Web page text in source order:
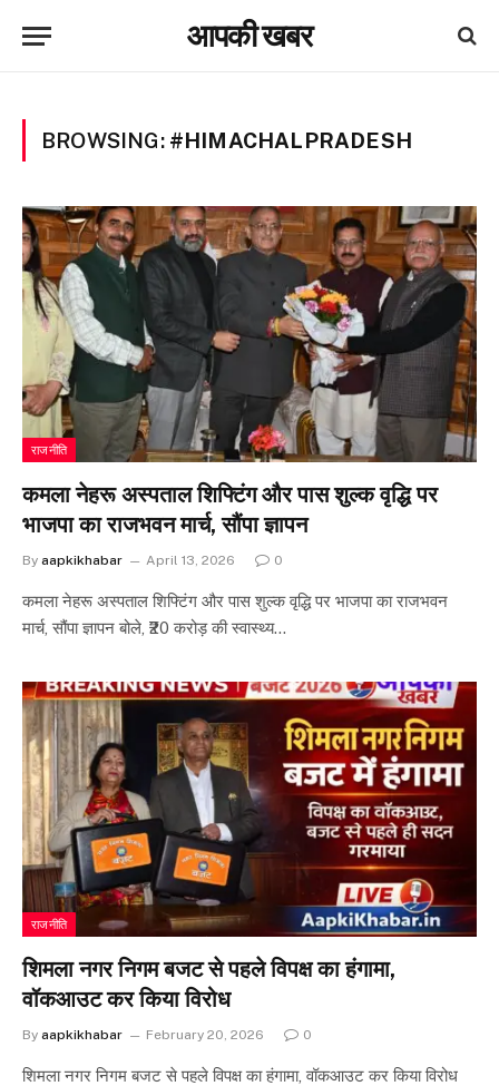
आपकी खबर
BROWSING: #HIMACHALPRADESH
राजनीति
कमला नेहरू अस्पताल शिफ्टिंग और पास शुल्क वृद्धि पर
भाजपा का राजभवन मार्च, सौंपा ज्ञापन
By aapkikhabar April 13, 2026 0
कमला नेहरू अस्पताल शिफ्टिंग और पास शुल्क वृद्धि पर भाजपा का राजभवन
मार्च, सौंपा ज्ञापन बोले, ₹20 करोड़ की स्वास्थ्य…
राजनीति
शिमला नगर निगम बजट से पहले विपक्ष का हंगामा,
वॉकआउट कर किया विरोध
By aapkikhabar February 20, 2026 0
शिमला नगर निगम बजट से पहले विपक्ष का हंगामा, वॉकआउट कर किया विरोध